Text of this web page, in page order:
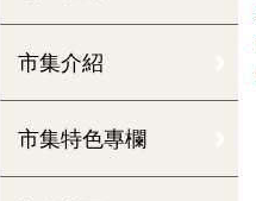
市集介紹
市集特色專欄